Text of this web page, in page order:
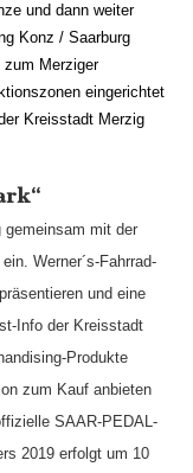
und dann weiter
Konz / Saarburg
zum Merziger
eingerichtet
Kreisstadt Merzig
gemeinsam mit der
Werner´s-Fahrrad-
präsentieren und eine
Info der Kreisstadt
Produkte
zum Kauf anbieten
SAAR-PEDAL-
2019 erfolgt um 10